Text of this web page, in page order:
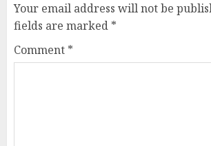
Your email address will not be
fields are marked *
Comment *